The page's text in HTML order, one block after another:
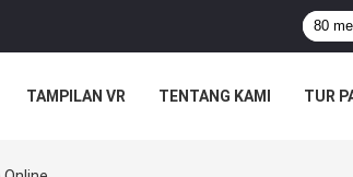
TAMPILAN VR TENTANG KAMI TUR